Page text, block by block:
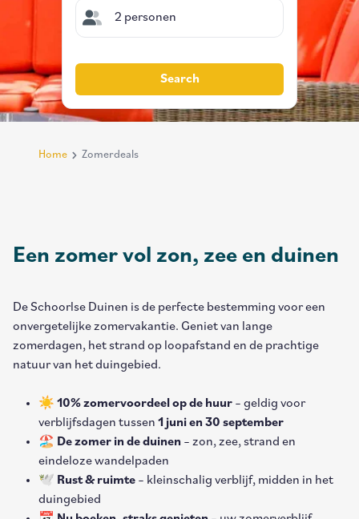
2 personen
Search
Breadcrumb
Home Zomerdeals
Een zomer vol zon, zee en duinen
De Schoorlse Duinen is de perfecte bestemming voor een
onvergetelijke zomervakantie. Geniet van lange
zomerdagen, het strand op loopafstand en de prachtige
natuur van het duingebied.
☀️ 10% zomervoordeel op de huur – geldig voor
verblijfsdagen tussen 1 juni en 30 september
🏖️ De zomer in de duinen – zon, zee, strand en
eindeloze wandelpaden
🕊️ Rust & ruimte – kleinschalig verblijf, midden in het
duingebied